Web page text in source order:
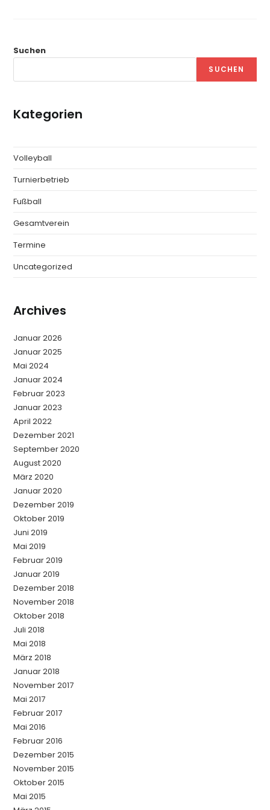
Suchen
SUCHEN
Kategorien
Volleyball
Turnierbetrieb
Fußball
Gesamtverein
Termine
Uncategorized
Archives
Januar 2026
Januar 2025
Mai 2024
Januar 2024
Februar 2023
Januar 2023
April 2022
Dezember 2021
September 2020
August 2020
März 2020
Januar 2020
Dezember 2019
Oktober 2019
Juni 2019
Mai 2019
Februar 2019
Januar 2019
Dezember 2018
November 2018
Oktober 2018
Juli 2018
Mai 2018
März 2018
Januar 2018
November 2017
Mai 2017
Februar 2017
Mai 2016
Februar 2016
Dezember 2015
November 2015
Oktober 2015
Mai 2015